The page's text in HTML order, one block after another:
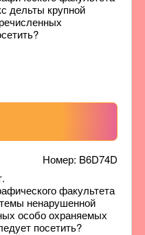
дельты крупной
Номер: B6D74D
факультета
ненарушенной
особо охраняемых
посетить?